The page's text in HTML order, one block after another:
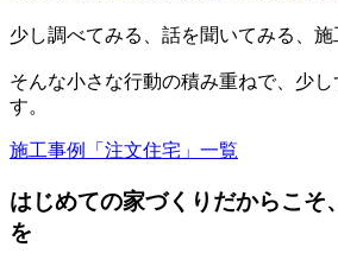
少し調べてみる、話を聞いてみる、
そんな小さな行動の積み重ねで、少
す。
施工事例「注文住宅」一覧
はじめての家づくりだからこそ
を